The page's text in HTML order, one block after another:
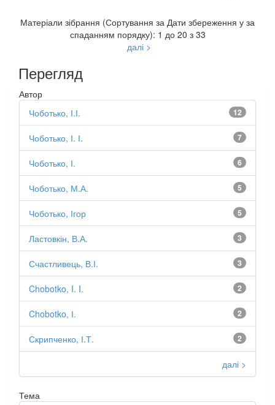
Матеріали зібрання (Сортування за Дати збереження у за
спаданням порядку): 1 до 20 з 33
далі >
Перегляд
Автор
12
Чоботько, І.І.
7
Чоботько, І. І.
6
Чоботько, І.
5
Чоботько, М.А.
5
Чоботько, Ігор
3
Ластовкін, В.А.
3
Счастливець, В.І.
2
Chobotko, I. I.
2
Chobotko, І.
2
Скрипченко, І.Т.
далі >
Тема